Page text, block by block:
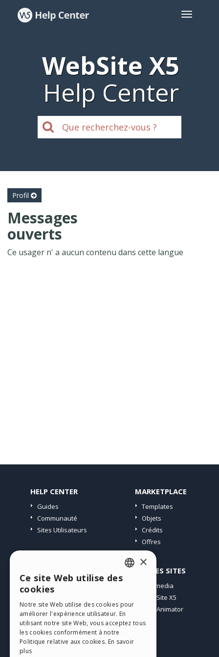
WebSite X5
Help Center
Profil
Messages
ouverts
Ce usager n' a aucun contenu dans cette langue
HELP CENTER
Guides
Communauté
Sites Utilisateurs
MARKETPLACE
Templates
Objets
Crédits
Offres
Mes Messages
Télécharger
Espace Web
Mes Crédits
AUTRES SITES
Incomedia
WebSite X5
WebAnimator
ENGLISH
GERMAN
SPANISH
×
Ce site Web utilise des
cookies
Notre site Web utilise des cookies pour
améliorer l'expérience utilisateur. En
utilisant notre site Web, vous acceptez tous
les cookies conformément à notre
Politique relative aux cookies. En savoir
plus